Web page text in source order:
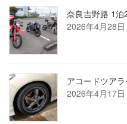
奈良吉野路 1
2026年4月28日
アコードツア
2026年4月17日